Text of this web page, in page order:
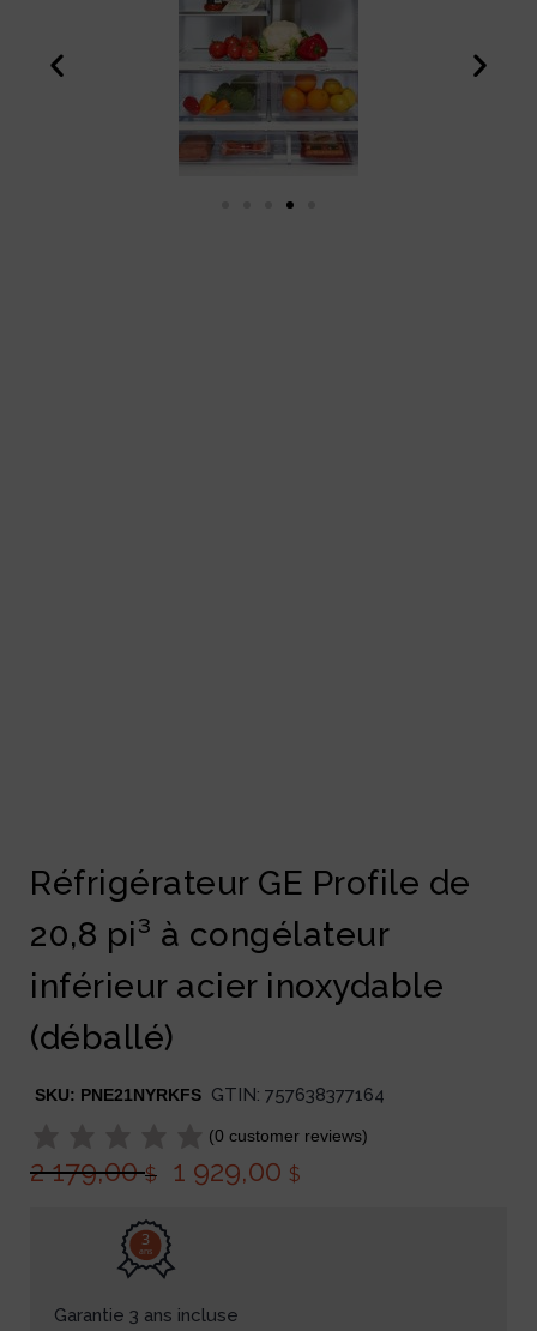
Réfrigérateur GE Profile de
20,8 pi³ à congélateur
inférieur acier inoxydable
(déballé)
SKU: PNE21NYRKFS GTIN: 757638377164
(0 customer reviews)
2 179,00$ 1 929,00 $
3
ans
Garantie 3 ans incluse